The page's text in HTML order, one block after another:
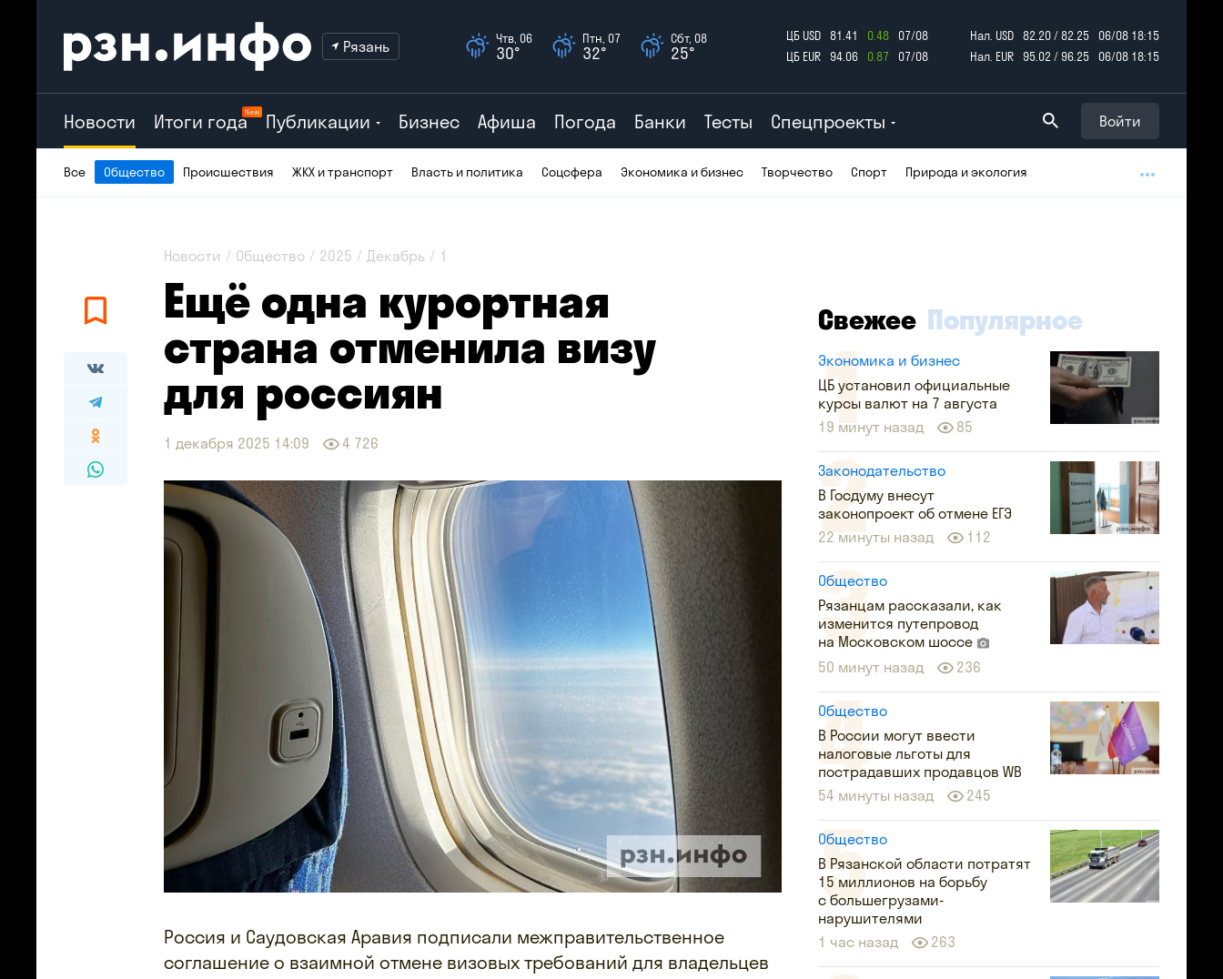
Рязань Чтв, 06
30°
Птн, 07
32°
Сбт, 08
25°
ЦБ USD 81.41 0.48
07/08
ЦБ EUR
94.06 0.87 07/08
Нал. USD 82.20 / 82.25
06/08 18:15
Нал. EUR
95.02 / 96.25 06/08 18:15
Новости Итоги годаNew Публикации Бизнес Афиша Погода Банки Тесты Спецпроекты Войти
Все Общество Происшествия ЖКХ и транспорт Власть и политика Соцсфера Экономика и бизнес Творчество Спорт Природа и экология
Новости Общество 2025 Декабрь 1
Ещё одна курортная
страна отменила визу
для россиян
1 декабря 2025 14:09 4 726
Россия и Саудовская Аравия подписали межправительственное
соглашение о взаимной отмене визовых требований для владельцев
Свежее Популярное
Экономика и бизнес
ЦБ установил официальные
курсы валют на 7 августа
19 минут назад
85
Законодательство
В Госдуму внесут
законопроект об отмене ЕГЭ
22 минуты назад
112
Общество
Рязанцам рассказали, как
изменится путепровод
на Московском шоссе
50 минут назад
236
Общество
В России могут ввести
налоговые льготы для
пострадавших продавцов WB
54 минуты назад
245
Общество
В Рязанской области потратят
15 миллионов на борьбу
с большегрузами-
нарушителями
1 час назад
263